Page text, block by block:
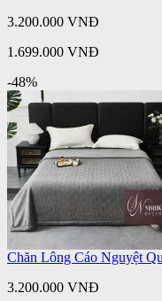
3.200.000 VNĐ
1.699.000 VNĐ
-48%
Chăn Lông Cáo Nguyệt
3.200.000 VNĐ